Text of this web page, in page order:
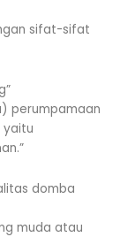
sifat-sifat
perumpamaan
yaitu
domba
muda atau